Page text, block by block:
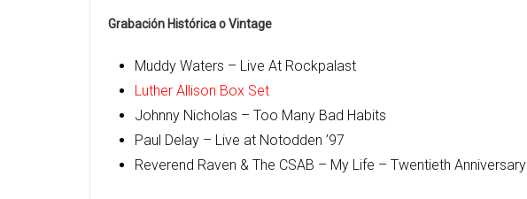
Grabación Histórica o Vintage
Muddy Waters – Live At Rockpalast
Luther Allison Box Set
Johnny Nicholas – Too Many Bad Habits
Paul Delay – Live at Notodden ’97
Reverend Raven & The CSAB – My Life – Twentieth Anniversary